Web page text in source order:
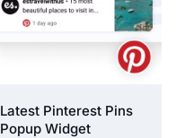
Latest Pinterest Pins
Popup Widget